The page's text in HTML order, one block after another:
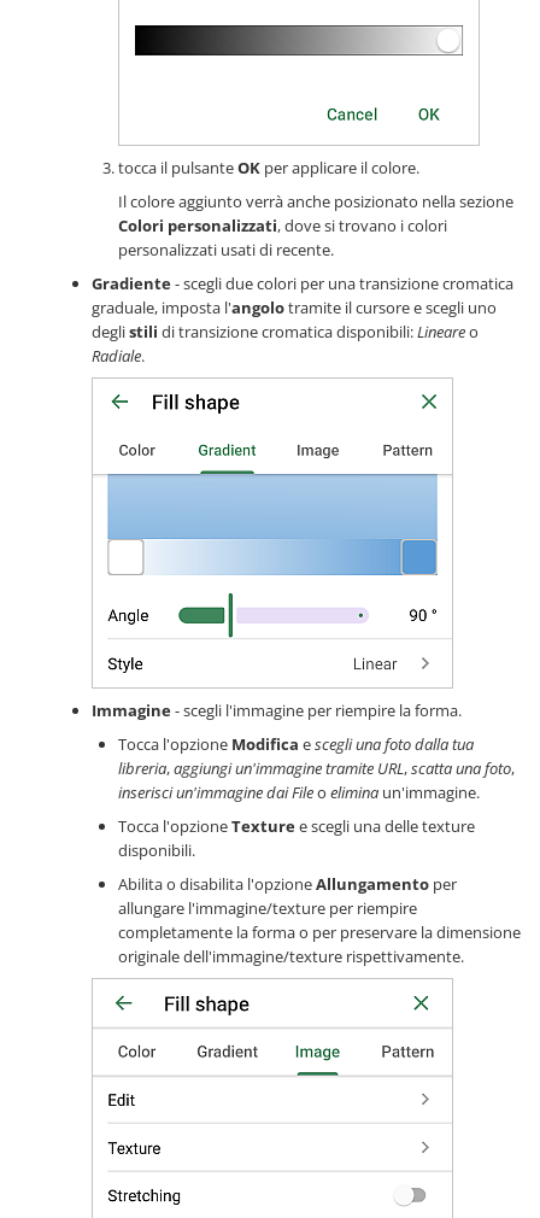
tocca il pulsanteOK per applicare il colore.
Il colore aggiunto verrà anche posizionato nella sezione
Colori personalizzati, dove si trovano i colori
personalizzati usati di recente.
Gradiente- scegli due colori per una transizione cromatica
graduale, imposta l'angolotramite il cursore e scegli uno
deglistili di transizione cromatica disponibili:Lineareo
Radiale.
Immagine- scegli l'immagine per riempire la forma.
Tocca l'opzione Modifica escegli una foto dalla tua
libreria,aggiungi un'immagine tramite URL,scatta una foto,
inserisci un'immagine dai Fileo elimina un'immagine.
Tocca l'opzioneTexturee scegli una delle texture
disponibili.
Abilita o disabilita l'opzioneAllungamento per
allungare l'immagine/texture per riempire
completamente la forma o per preservare la dimensione
originale dell'immagine/texture rispettivamente.